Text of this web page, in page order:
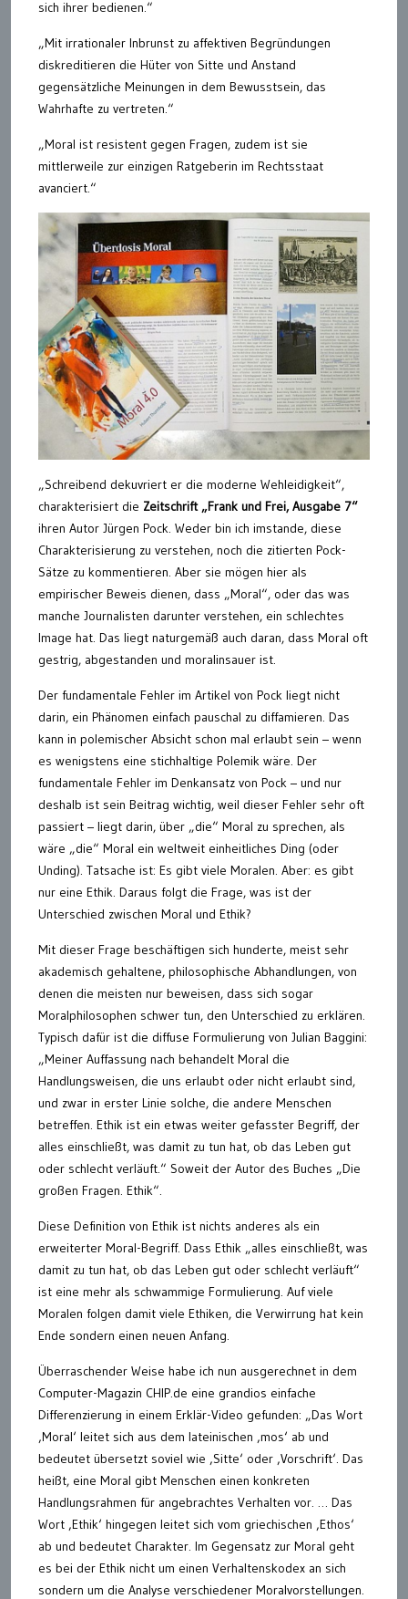
sich ihrer bedienen.“
„Mit irrationaler Inbrunst zu affektiven Begründungen
diskreditieren die Hüter von Sitte und Anstand
gegensätzliche Meinungen in dem Bewusstsein, das
Wahrhafte zu vertreten.“
„Moral ist resistent gegen Fragen, zudem ist sie
mittlerweile zur einzigen Ratgeberin im Rechtsstaat
avanciert.“
„Schreibend dekuvriert er die moderne Wehleidigkeit“,
charakterisiert die Zeitschrift „Frank und Frei, Ausgabe 7“
ihren Autor Jürgen Pock. Weder bin ich imstande, diese
Charakterisierung zu verstehen, noch die zitierten Pock-
Sätze zu kommentieren. Aber sie mögen hier als
empirischer Beweis dienen, dass „Moral“, oder das was
manche Journalisten darunter verstehen, ein schlechtes
Image hat. Das liegt naturgemäß auch daran, dass Moral oft
gestrig, abgestanden und moralinsauer ist.
Der fundamentale Fehler im Artikel von Pock liegt nicht
darin, ein Phänomen einfach pauschal zu diffamieren. Das
kann in polemischer Absicht schon mal erlaubt sein – wenn
es wenigstens eine stichhaltige Polemik wäre. Der
fundamentale Fehler im Denkansatz von Pock – und nur
deshalb ist sein Beitrag wichtig, weil dieser Fehler sehr oft
passiert – liegt darin, über „die“ Moral zu sprechen, als
wäre „die“ Moral ein weltweit einheitliches Ding (oder
Unding). Tatsache ist: Es gibt viele Moralen. Aber: es gibt
nur eine Ethik. Daraus folgt die Frage, was ist der
Unterschied zwischen Moral und Ethik?
Mit dieser Frage beschäftigen sich hunderte, meist sehr
akademisch gehaltene, philosophische Abhandlungen, von
denen die meisten nur beweisen, dass sich sogar
Moralphilosophen schwer tun, den Unterschied zu erklären.
Typisch dafür ist die diffuse Formulierung von Julian Baggini:
„Meiner Auffassung nach behandelt Moral die
Handlungsweisen, die uns erlaubt oder nicht erlaubt sind,
und zwar in erster Linie solche, die andere Menschen
betreffen. Ethik ist ein etwas weiter gefasster Begriff, der
alles einschließt, was damit zu tun hat, ob das Leben gut
oder schlecht verläuft.“ Soweit der Autor des Buches „Die
großen Fragen. Ethik“.
Diese Definition von Ethik ist nichts anderes als ein
erweiterter Moral-Begriff. Dass Ethik „alles einschließt, was
damit zu tun hat, ob das Leben gut oder schlecht verläuft“
ist eine mehr als schwammige Formulierung. Auf viele
Moralen folgen damit viele Ethiken, die Verwirrung hat kein
Ende sondern einen neuen Anfang.
Überraschender Weise habe ich nun ausgerechnet in dem
Computer-Magazin CHIP.de eine grandios einfache
Differenzierung in einem Erklär-Video gefunden: „Das Wort
‚Moral‘ leitet sich aus dem lateinischen ‚mos‘ ab und
bedeutet übersetzt soviel wie ‚Sitte‘ oder ‚Vorschrift‘. Das
heißt, eine Moral gibt Menschen einen konkreten
Handlungsrahmen für angebrachtes Verhalten vor. … Das
Wort ‚Ethik‘ hingegen leitet sich vom griechischen ‚Ethos‘
ab und bedeutet Charakter. Im Gegensatz zur Moral geht
es bei der Ethik nicht um einen Verhaltenskodex an sich
sondern um die Analyse verschiedener Moralvorstellungen.